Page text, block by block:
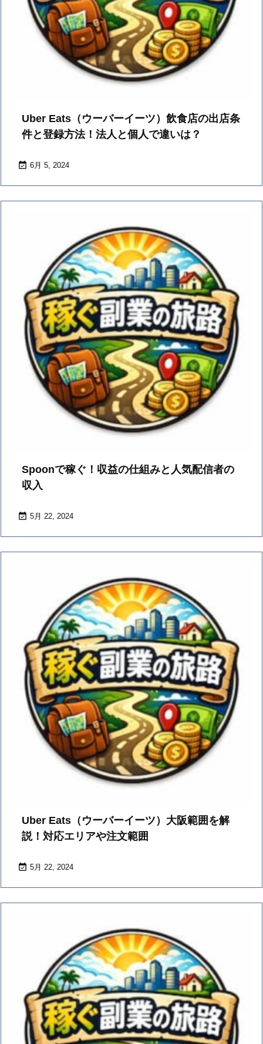
Uber Eats（ウーバーイーツ）飲食店の出店条
件と登録方法！法人と個人で違いは？
 6月 5, 2024
Spoonで稼ぐ！収益の仕組みと人気配信者の
収入
 5月 22, 2024
Uber Eats（ウーバーイーツ）大阪範囲を解
説！対応エリアや注文範囲
 5月 22, 2024